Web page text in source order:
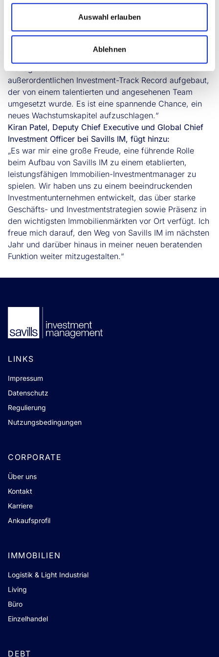
Auswahl erlauben
Ablehnen
„Nach elfeinhalb sehr angenehmen Jahren bei KFIM, in
denen ich mit einer hervorragenden Gruppe von
Menschen zusammengearbeitet habe, freue ich mich
Management. Das Unternehmen hat einen
außerordentlichen Investment-Track Record aufgebaut,
der von einem talentierten und angesehenen Team
umgesetzt wurde. Es ist eine spannende Chance, ein
neues Wachstumskapitel aufzuschlagen.“
Kiran Patel, Deputy Chief Executive und Global Chief
Investment Officer bei Savills IM, fügt hinzu:
„Es war mir eine große Freude, eine führende Rolle
beim Aufbau von Savills IM zu einem etablierten,
leistungsfähigen Immobilien-Investmentmanager zu
spielen. Wir haben uns zu einem beeindruckenden
Investmentunternehmen entwickelt, das über starke
Geschäfts- und Investmentstrategien sowie Präsenz in
den wichtigsten Immobilienmärkten vor Ort verfügt. Ich
freue mich darauf, den Weg von Savills IM im nächsten
Jahr und darüber hinaus in meiner neuen beratenden
Funktion weiter mitzugestalten.“
LINKS
Impressum
Datenschutz
Regulierung
Nutzungsbedingungen
CORPORATE
Über uns
Kontakt
Karriere
Ankaufsprofil
IMMOBILIEN
Logistik & Light Industrial
Living
Büro
Einzelhandel
DEBT